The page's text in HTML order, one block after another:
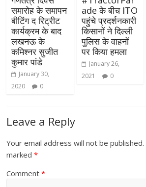
समारोह के समापन
बीटिंग द रिट्रीट
कार्यक्रम के बाद
लखनऊ के
कमिश्नर सुजीत
कुमार पांडे
January 30,
2020
0
ade के बीच ITO
पहुंचे प्रदर्शनकारी
किसानों ने दिल्ली
पुलिस के वाहनों
पर किया हमला
January 26,
2021
0
Leave a Reply
Your email address will not be published.
marked*
Comment*